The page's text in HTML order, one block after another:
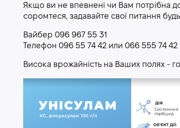
Якщо ви не впевнені чи Вам потрібна
соромтеся, задавайте свої питання
Вайбер 096 967 55 31
Телефон 096 55 74 42 или 066 555 74 42
Висока врожайність на Ваших полях -